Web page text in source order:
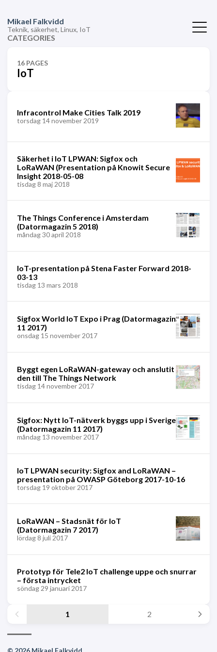
Mikael Falkvidd
Teknik, säkerhet, Linux, IoT
CATEGORIES
16 PAGES
IoT
Infracontrol Make Cities Talk 2019
torsdag 14 november 2019
Säkerhet i IoT LPWAN: Sigfox och
LoRaWAN (Presentation på Knowit Secure
Insight 2018-05-08
tisdag 8 maj 2018
The Things Conference i Amsterdam
(Datormagazin 5 2018)
måndag 30 april 2018
IoT-presentation på Stena Faster Forward 2018-
03-13
tisdag 13 mars 2018
Sigfox World IoT Expo i Prag (Datormagazin
11 2017)
onsdag 15 november 2017
Byggt egen LoRaWAN-gateway och anslutit
den till The Things Network
tisdag 14 november 2017
Sigfox: Nytt IoT-nätverk byggs upp i Sverige
(Datormagazin 11 2017)
måndag 13 november 2017
IoT LPWAN security: Sigfox and LoRaWAN –
presentation på OWASP Göteborg 2017-10-16
torsdag 19 oktober 2017
LoRaWAN – Stadsnät för IoT
(Datormagazin 7 2017)
lördag 8 juli 2017
Prototyp för Tele2 IoT challenge uppe och snurrar
– första intrycket
söndag 29 januari 2017
1 2
© 2026 Mikael Falkvidd